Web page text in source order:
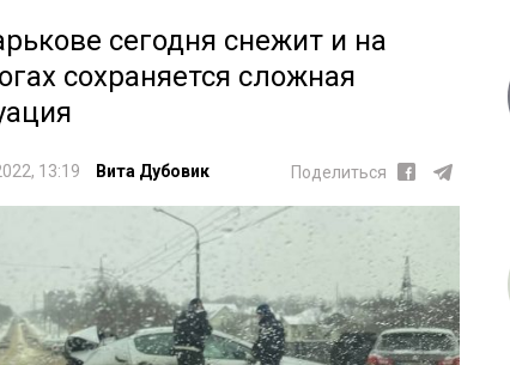
сегодня снежит и на
сохраняется сложная
13:19 Вита Дубовик Поделиться